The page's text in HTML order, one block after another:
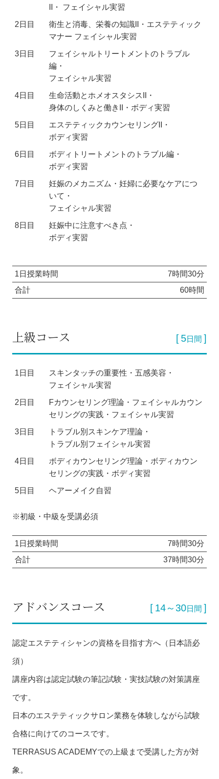
II・ フェイシャル実習
2日目
衛生と消毒、栄養の知識II・エステティック
マナー フェイシャル実習
3日目
フェイシャルトリートメントのトラブル
編・
フェイシャル実習
4日目
生命活動とホメオスタシスII・
身体のしくみと働きII・ボディ実習
5日目
エステティックカウンセリングII・
ボディ実習
6日目
ボディトリートメントのトラブル編・
ボディ実習
7日目
妊娠のメカニズム・妊婦に必要なケアにつ
いて・
フェイシャル実習
8日目
妊娠中に注意すべき点・
ボディ実習
1日授業時間
7時間30分
合計
60時間
上級コース 5日間
1日目
スキンタッチの重要性・五感美容・
フェイシャル実習
2日目
Fカウンセリング理論・フェイシャルカウン
セリングの実践・フェイシャル実習
3日目
トラブル別スキンケア理論・
トラブル別フェイシャル実習
4日目
ボディカウンセリング理論・ボディカウン
セリングの実践・ボディ実習
5日目 ヘアーメイク自習
※初級・中級を受講必須
1日授業時間
7時間30分
合計
37時間30分
アドバンスコース 14～30日間
認定エステティシャンの資格を目指す方へ（日本語必
須）
講座内容は認定試験の筆記試験・実技試験の対策講座
です。
日本のエステティックサロン業務を体験しながら試験
合格に向けてのコースです。
TERRASUS ACADEMYでの上級まで受講した方が対
象。